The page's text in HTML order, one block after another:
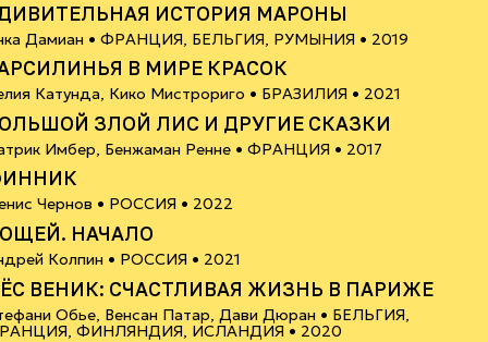
ИСТОРИЯ МАРОНЫ
Дамиан • ФРАНЦИЯ, БЕЛЬГИЯ, РУМЫНИЯ • 2019
В МИРЕ КРАСОК
Катунда, Кико Мистрориго • БРАЗИЛИЯ • 2021
ЗЛОЙ ЛИС И ДРУГИЕ СКАЗКИ
Имбер, Бенжаман Ренне • ФРАНЦИЯ • 2017
Чернов • РОССИЯ • 2022
НАЧАЛО
Колпин • РОССИЯ • 2021
ВЕНИК: СЧАСТЛИВАЯ ЖИЗНЬ В ПАРИЖЕ
Обье, Венсан Патар, Дави Дюран • БЕЛЬГИЯ,
ФИНЛЯНДИЯ, ИСЛАНДИЯ • 2020